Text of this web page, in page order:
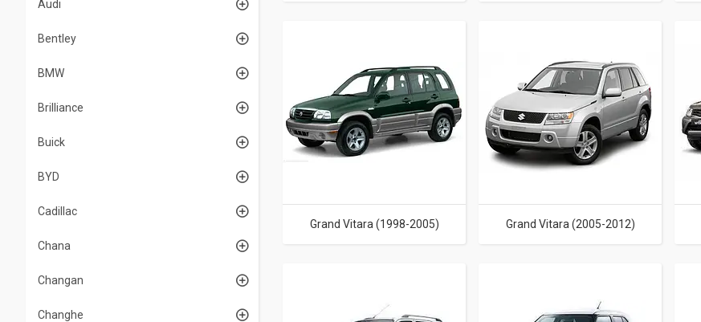
Grand Vitara (1998-2005) Grand Vitara (2005-2012)
Audi
Bentley
BMW
Brilliance
Buick
BYD
Cadillac
Chana
Changan
Changhe